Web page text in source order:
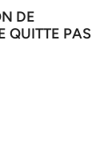
DE
QUITTE PAS